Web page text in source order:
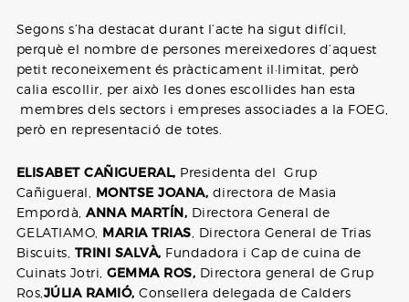
Segons s’ha destacat durant l’acte ha sigut difícil,
perquè el nombre de persones mereixedores d’aquest
petit reconeixement és pràcticament il·limitat, però
calia escollir, per això les dones escollides han esta
membres dels sectors i empreses associades a la FOEG,
però en representació de totes.
ELISABET CAÑIGUERAL, Presidenta del Grup
Cañigueral, MONTSE JOANA, directora de Masia
Empordà,ANNA MARTÍN, Directora General de
GELATIAMO, MARIA TRIAS , Directora General de Trias
Biscuits, TRINI SALVÀ, Fundadora i Cap de cuina de
Cuinats Jotri,GEMMA ROS, Directora general de Grup
Ros, JÚLIA RAMIÓ,Consellera delegada de Calders